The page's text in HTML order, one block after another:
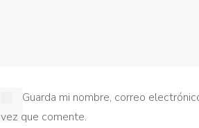
Guarda mi nombre, correo
vez que comente.